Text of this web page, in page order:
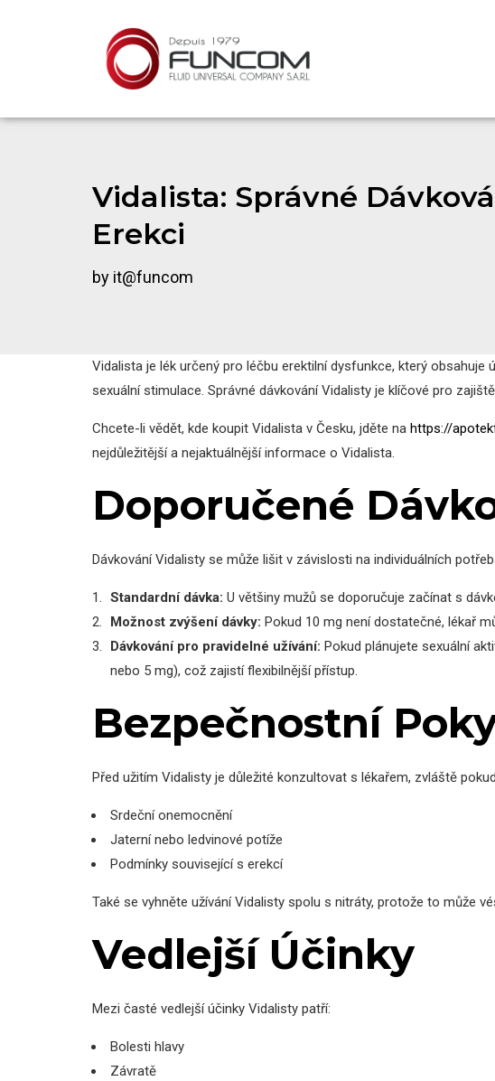
Vidalista: Správné
Erekci
by it@funcom
Vidalista je lék určený pro léčbu erektilní dysfunkce, který
sexuální stimulace. Správné dávkování Vidalisty je klíčové pro
Chcete-li vědět, kde koupit Vidalista v Česku, jděte na https://
nejdůležitější a nejaktuálnější informace o Vidalista.
Doporučené
Dávkování Vidalisty se může lišit v závislosti na individuálních
Standardní dávka: U většiny mužů se doporučuje začínat s
Možnost zvýšení dávky: Pokud 10 mg není dostatečné, lékař
Dávkování pro pravidelné užívání: Pokud plánujete sexuální
nebo 5 mg), což zajistí flexibilnější přístup.
Bezpečnostní
Před užitím Vidalisty je důležité konzultovat s lékařem, zvláště
Srdeční onemocnění
Jaterní nebo ledvinové potíže
Podmínky související s erekcí
Také se vyhněte užívání Vidalisty spolu s nitráty, protože to může
Vedlejší Účinky
Mezi časté vedlejší účinky Vidalisty patří:
Bolesti hlavy
Závratě